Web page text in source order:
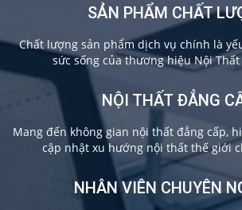
SẢN PHẨM CHẤT
Chất lượng sản phẩm dịch vụ chính là
sức sống của thương hiệu Nội
NỘI THẤT ĐẲNG
Mang đến không gian nội thất đẳng cấp,
cập nhật xu hướng nội thất thế giới
NHÂN VIÊN CHUYÊN